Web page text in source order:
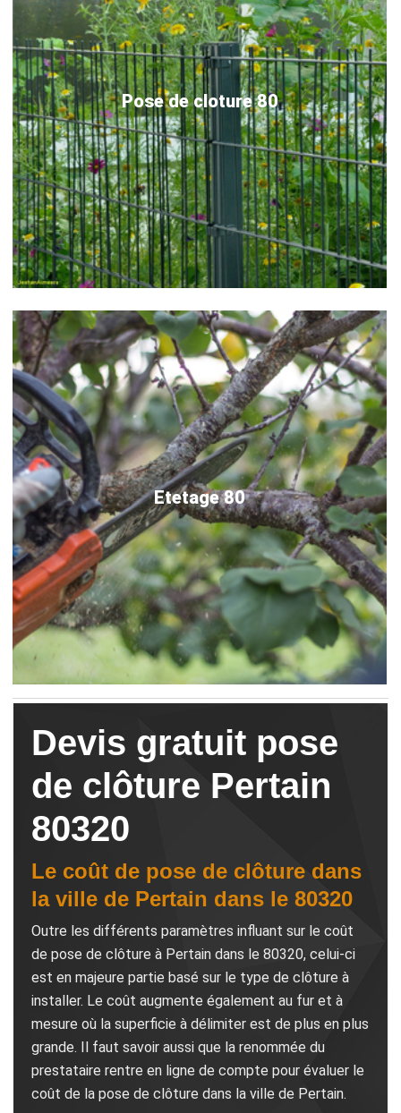
Pose de cloture 80
Etetage 80
Devis gratuit pose
de clôture Pertain
80320
Le coût de pose de clôture dans
la ville de Pertain dans le 80320
Outre les différents paramètres influant sur le coût
de pose de clôture à Pertain dans le 80320, celui-ci
est en majeure partie basé sur le type de clôture à
installer. Le coût augmente également au fur et à
mesure où la superficie à délimiter est de plus en plus
grande. Il faut savoir aussi que la renommée du
prestataire rentre en ligne de compte pour évaluer le
coût de la pose de clôture dans la ville de Pertain.